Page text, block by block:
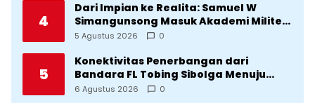
4
Dari Impian ke Realita: Samuel W
Simangunsong Masuk Akademi Militer
2026 Jalur Akselerasi
5 Agustus 2026 0
5
Konektivitas Penerbangan dari
Bandara FL Tobing Sibolga Menuju
Jakarta Jadi Perhatian Anggota DPR RI
6 Agustus 2026 0